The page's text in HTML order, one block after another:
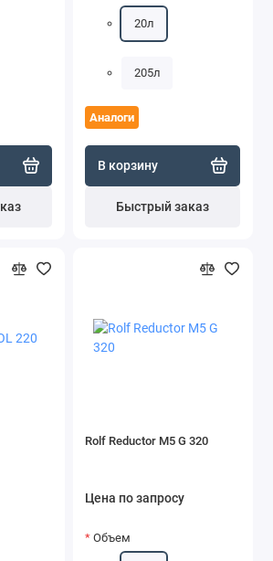
Аналоги
20л
205л
В корзину
Быстрый заказ
Rolf Reductor M5 G 320
Цена по запросу
Объем